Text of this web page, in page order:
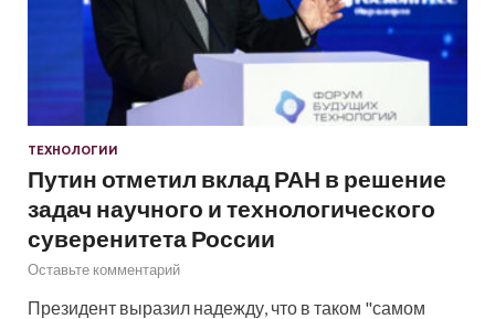
ТЕХНОЛОГИИ
Путин отметил вклад РАН в решение
задач научного и технологического
суверенитета России
Оставьте комментарий
Президент выразил надежду, что в таком "самом